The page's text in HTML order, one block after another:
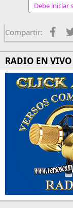
Debe iniciar
Compartir:
RADIO EN VIVO